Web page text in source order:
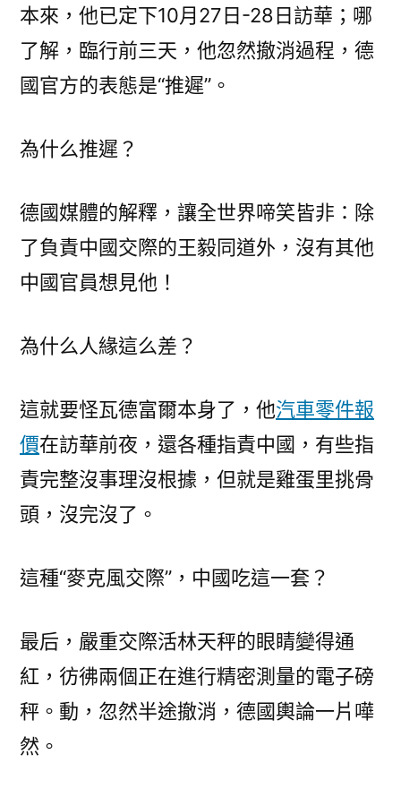
奧
斯
德
戲
劇
性
本來，他已定下10月27日-28日訪華；哪
了解，臨行前三天，他忽然撤消過程，德
國官方的表態是“推遲”。
為什么推遲？
德國媒體的解釋，讓全世界啼笑皆非：除
了負責中國交際的王毅同道外，沒有其他
中國官員想見他！
為什么人緣這么差？
這就要怪瓦德富爾本身了，他汽車零件報
價在訪華前夜，還各種指責中國，有些指
責完整沒事理沒根據，但就是雞蛋里挑骨
頭，沒完沒了。
這種“麥克風交際”，中國吃這一套？
最后，嚴重交際活林天秤的眼睛變得通
紅，彷彿兩個正在進行精密測量的電子磅
秤。動，忽然半途撤消，德國輿論一片嘩
然。